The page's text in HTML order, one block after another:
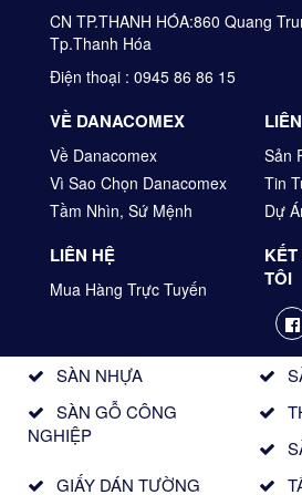
CN TP.THANH HÓA:860 Quang
Tp.Thanh Hóa
Điện thoại : 0945 86 86 15
VỀ DANACOMEX
Về Danacomex
Vì Sao Chọn Danacomex
Tầm Nhìn, Sứ Mệnh
LIÊN HỆ
Mua Hàng Trực Tuyến
Sản
Tin
Dự
TÔI
SÀN NHỰA
SÀN GỖ CÔNG
NGHIỆP
GIẤY DÁN TƯỜNG